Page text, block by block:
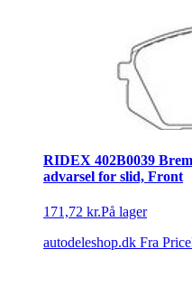
RIDEX 402B0039
advarsel for slid, Front
171,72 kr.På lager
autodeleshop.dk Fra